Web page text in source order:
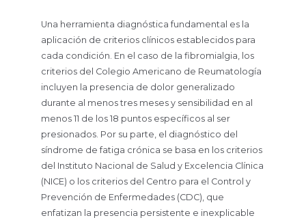
Una herramienta diagnóstica fundamental es la
aplicación de criterios clínicos establecidos para
cada condición. En el caso de la fibromialgia, los
criterios del Colegio Americano de Reumatología
incluyen la presencia de dolor generalizado
durante al menos tres meses y sensibilidad en al
menos 11 de los 18 puntos específicos al ser
presionados. Por su parte, el diagnóstico del
síndrome de fatiga crónica se basa en los criterios
del Instituto Nacional de Salud y Excelencia Clínica
(NICE) o los criterios del Centro para el Control y
Prevención de Enfermedades (CDC), que
enfatizan la presencia persistente e inexplicable